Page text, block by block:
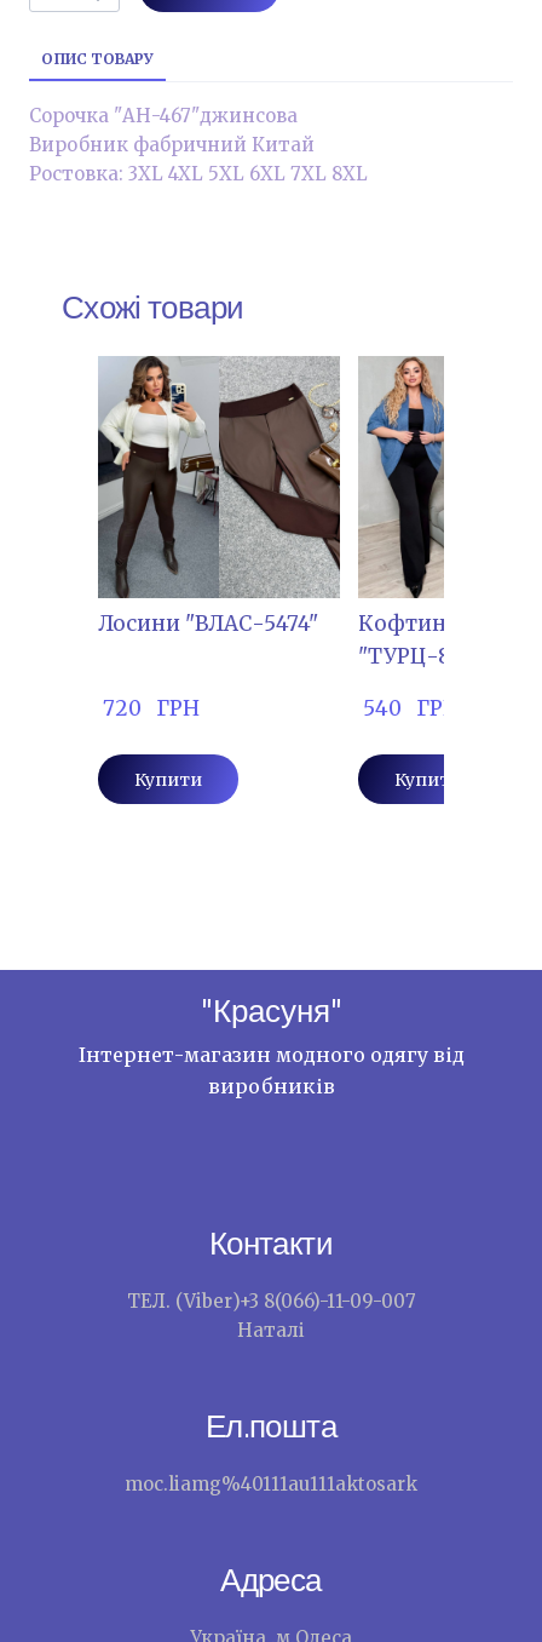
ОПИС ТОВАРУ
Сорочка "АН-467"джинсова
Виробник фабричний Китай
Ростовка: 3XL 4XL 5XL 6XL 7XL 8XL
Схожі товари
Лосини "ВЛАС-5474"
720   ГРН
Купити
Кофтинка
"ТУРЦ-8867"
540   ГРН
Купити
"Красуня"
Інтернет-магазин модного одягу від
виробників
Контакти
ТЕЛ. (Viber)+3 8(066)-11-09-007
Наталі
Ел.пошта
moc.liamg%40111au111aktosark
Адреса
Україна .м.Одеса